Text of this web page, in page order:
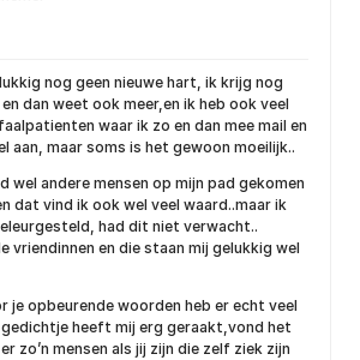
nog geen nieuwe hart, ik krijg nog
dan weet ook meer,en ik heb ook veel
waar ik zo en dan mee mail en
aan, maar soms is het gewoon moeilijk..
wel andere mensen op mijn pad gekomen
dat vind ik ook wel veel waard..maar ik
had dit niet verwacht..
vriendinnen en die staan mij gelukkig wel
je opbeurende woorden heb er echt veel
gedichtje heeft mij erg geraakt,vond het
zo’n mensen als jij zijn die zelf ziek zijn